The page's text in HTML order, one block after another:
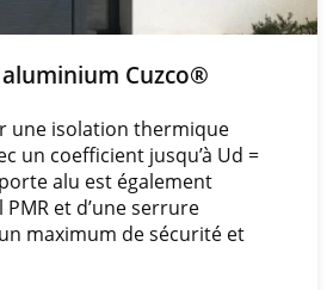
Cuzco®
une isolation thermique
un coefficient jusqu’à Ud =
alu est également
PMR et d’une serrure
maximum de sécurité et